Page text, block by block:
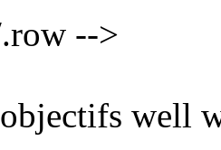
-->
well